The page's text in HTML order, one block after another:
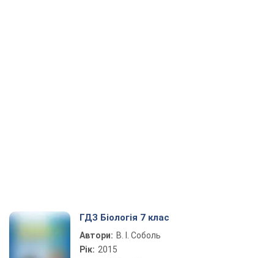
ГДЗ Біологія 7 клас
Автори: В. І. Соболь
Рік: 2015